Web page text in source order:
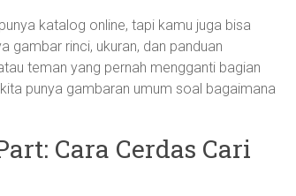
katalog online, tapi kamu juga bisa
rinci, ukuran, dan panduan
teman yang pernah mengganti bagian
punya gambaran umum soal bagaimana
Cara Cerdas Cari